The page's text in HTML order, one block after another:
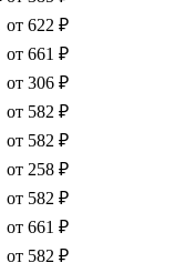
от 622 ₽
от 661 ₽
от 306 ₽
от 582 ₽
от 582 ₽
от 258 ₽
от 582 ₽
от 661 ₽
от 582 ₽